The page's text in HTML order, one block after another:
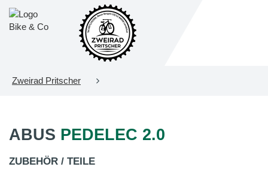
Zweirad Pritscher
ABUS PEDELEC 2.0
ZUBEHÖR / TEILE